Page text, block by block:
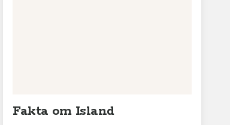
Fakta om Island